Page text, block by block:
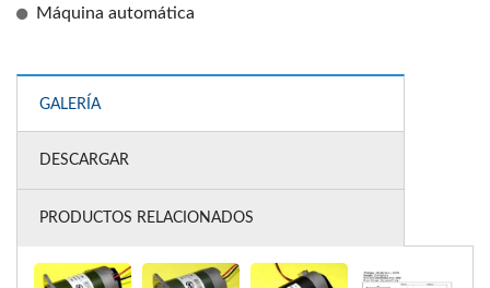
Máquina automática
GALERÍA
DESCARGAR
PRODUCTOS RELACIONADOS